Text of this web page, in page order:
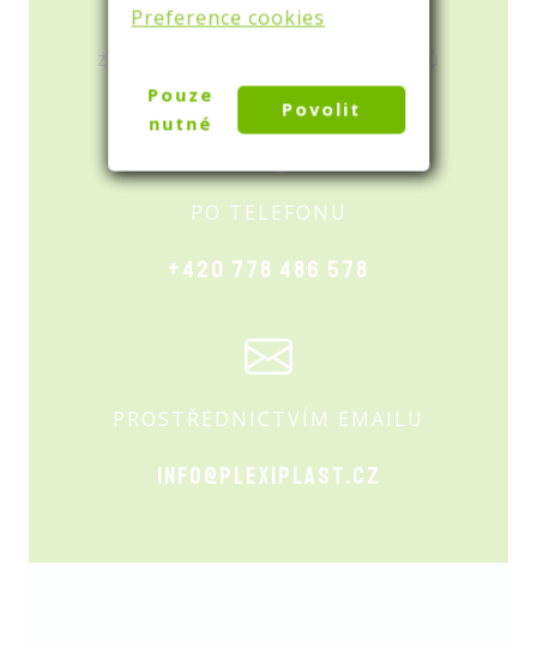
Preference cookies
Pouze
nutné
Povolit
vše o cenách a možnostech
zpracování uvedených materiálů
PO TELEFONU
+420 778 486 578
PROSTŘEDNICTVÍM EMAILU
info@plexiplast.cz